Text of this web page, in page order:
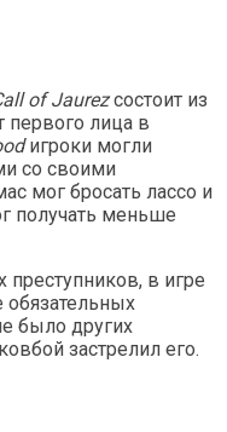
of Jaurezсостоит из
первого лица в
игроки могли
со своими
мог бросать лассо и
получать меньше
преступников, в игре
было других
застрелил его.